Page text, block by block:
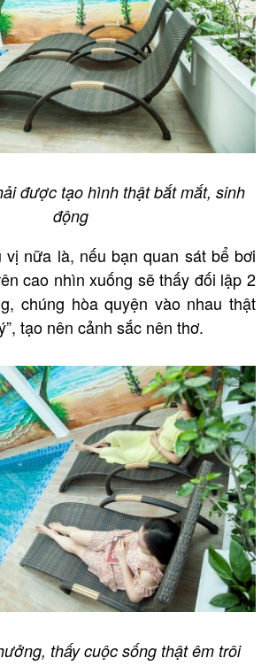
được tạo hình thật bắt mắt, sinh
động
vị nữa là, nếu bạn quan sát bể bơi
cao nhìn xuống sẽ thấy đối lập 2
chúng hòa quyện vào nhau thật
tạo nên cảnh sắc nên thơ.
thấy cuộc sống thật êm trôi